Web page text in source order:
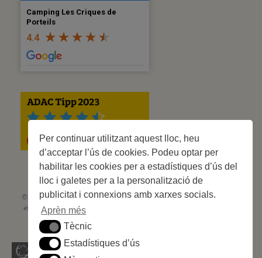
Per continuar utilitzant aquest lloc, heu
d’acceptar l’ús de cookies. Podeu optar per
habilitar les cookies per a estadístiques d’ús del
lloc i galetes per a la personalització de
publicitat i connexions amb xarxes socials.
Aprèn més
TècnicTècnic
Estadístiques d’ús
Estadístiques d’ús
Camping Les Criques de
Porteils
4.4
©2023 Les Criques de Porteils | SIRET: 539 925 636 00026 - Classement 5
étoiles Tourisme N° C66-001852-002 du 5 août 2021 - 247 Emplacements